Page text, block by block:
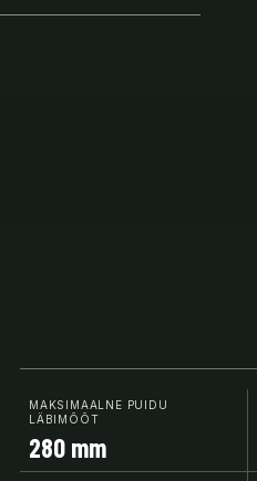
MAKSIMAALNE PUIDU
LÄBIMÕÕT
280 mm